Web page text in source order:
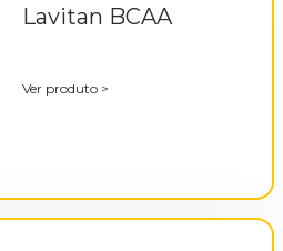
Lavitan BCAA
Ver produto >